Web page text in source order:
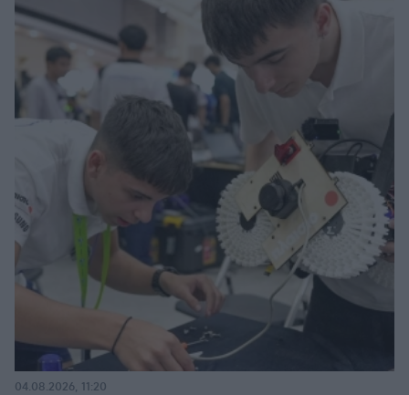
04.08.2026, 11:20